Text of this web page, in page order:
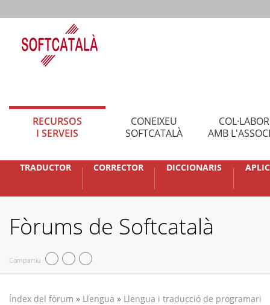
RECURSOS
I SERVEIS
CONEIXEU
SOFTCATALÀ
AMB
TRADUCTOR CORRECTOR DICCIONARIS
Fòrums de Softcatalà
Compartiu
Índex del fòrum » Llengua » Llengua i traducció de programari